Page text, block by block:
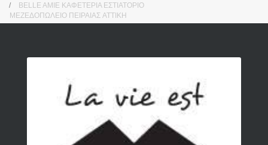
BELLE AMIE ΚΑΦΕΤΕΡΙΑ ΕΣΤΙΑΤΟΡΙΟ
ΜΕΖΕΔΟΠΩΛΕΙΟ ΠΕΙΡΑΙΑΣ ATTIKH